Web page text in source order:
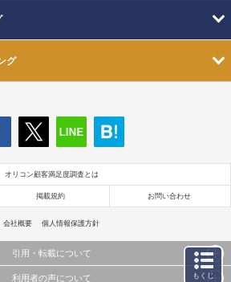
グ
オリコン顧客満足度調査とは
掲載規約 お問い合わせ
会社概要 個人情報保護方針
引用・転載について
利用者の声について もくじ